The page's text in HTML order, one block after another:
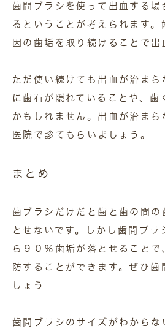
歯間ブラシを使って出血する場
るということが考えられます。
因の歯垢を取り続けることで出
ただ使い続けても出血が治まら
に歯石が隠れていることや、歯
かもしれません。出血が治まら
医院で診てもらいましょう。
まとめ
歯ブラシだけだと歯と歯の間の
とせないです。しかし歯間ブラ
ら９０％歯垢が落とせることで
防することができます。ぜひ歯
しょう
歯間ブラシのサイズがわからな